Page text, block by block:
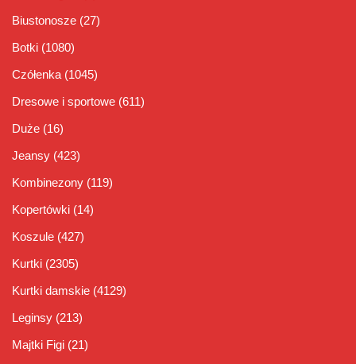
Biustonosze (27)
Botki (1080)
Czółenka (1045)
Dresowe i sportowe (611)
Duże (16)
Jeansy (423)
Kombinezony (119)
Kopertówki (14)
Koszule (427)
Kurtki (2305)
Kurtki damskie (4129)
Leginsy (213)
Majtki Figi (21)